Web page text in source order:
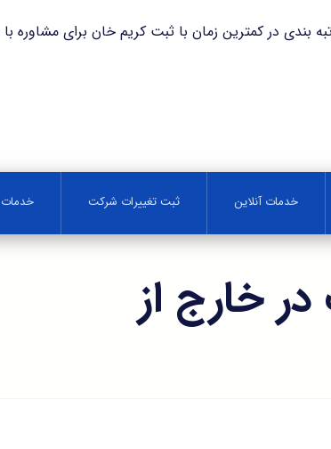
زمان با ثبت کریم خان برای مشاوره با شماره ۸۷۱۴۶ تماس حاصل
خدمات آنلاین ثبت تغییرات شرکت
خارج از